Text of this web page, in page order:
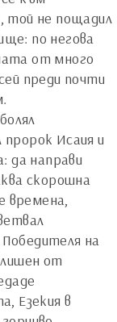
той не пощадил
по негова
от много
преди почти
Исаия и
да направи
скорошна
на
от
Езекия в